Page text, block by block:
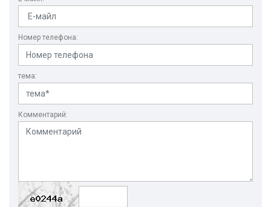
Номер телефона:
тема:
Комментарий: